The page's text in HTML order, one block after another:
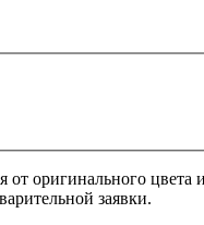
от оригинального цвета
заявки.